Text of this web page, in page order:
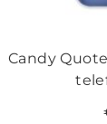
Candy